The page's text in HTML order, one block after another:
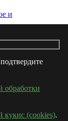
и
обработки
кукис (cookies).